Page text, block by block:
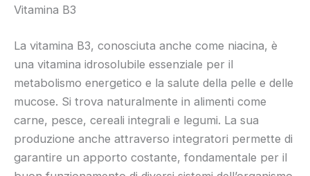
Vitamina B3
La vitamina B3, conosciuta anche come niacina, è
una vitamina idrosolubile essenziale per il
metabolismo energetico e la salute della pelle e delle
mucose. Si trova naturalmente in alimenti come
carne, pesce, cereali integrali e legumi. La sua
produzione anche attraverso integratori permette di
garantire un apporto costante, fondamentale per il